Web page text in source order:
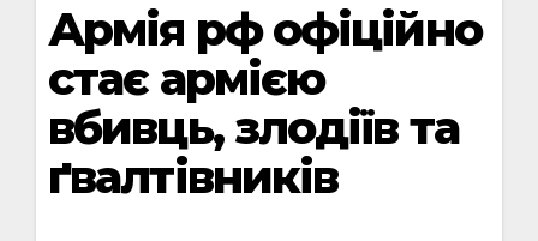
Армія рф офіційно
стає армією
вбивць, злодіїв та
ґвалтівників